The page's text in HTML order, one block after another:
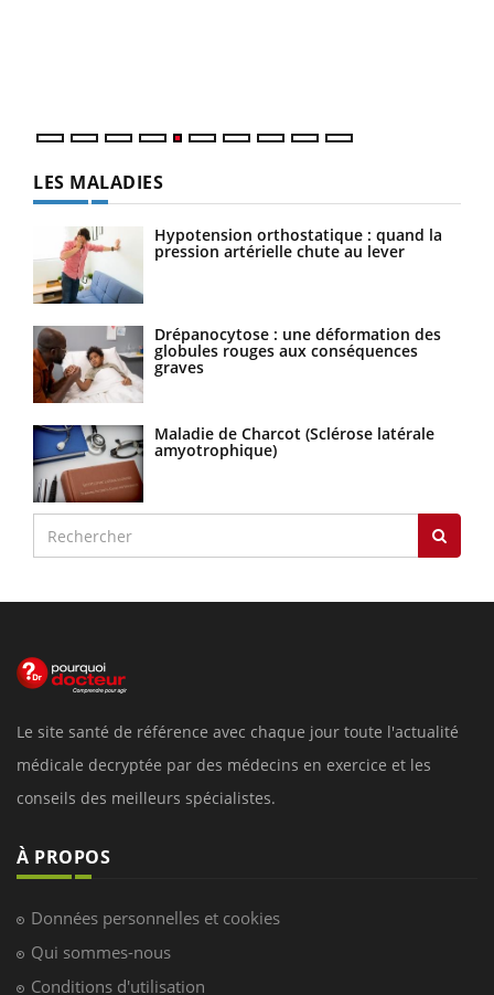
LES MALADIES
Hypotension orthostatique : quand la
pression artérielle chute au lever
Drépanocytose : une déformation des
globules rouges aux conséquences
graves
Maladie de Charcot (Sclérose latérale
amyotrophique)
Le site santé de référence avec chaque jour toute l'actualité
médicale decryptée par des médecins en exercice et les
conseils des meilleurs spécialistes.
À PROPOS
Données personnelles et cookies
Qui sommes-nous
Conditions d'utilisation